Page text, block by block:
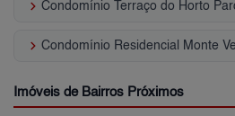
keyboard_arrow_right Condomínio Terraço do Horto
keyboard_arrow_right
Imóveis de Bairros Próximos